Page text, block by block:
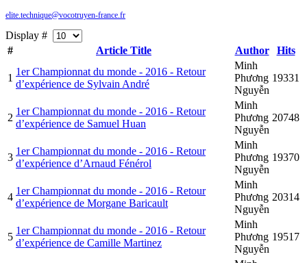
elite.technique@vocotruyen-france.fr
Display #
#
Article Title Author Hits
1
1er Championnat du monde - 2016 - Retour
d’expérience de Sylvain André
Minh
Phương
Nguyễn
19331
2
1er Championnat du monde - 2016 - Retour
d’expérience de Samuel Huan
Minh
Phương
Nguyễn
20748
3
1er Championnat du monde - 2016 - Retour
d’expérience d’Arnaud Fénérol
Minh
Phương
Nguyễn
19370
4
1er Championnat du monde - 2016 - Retour
d’expérience de Morgane Baricault
Minh
Phương
Nguyễn
20314
5
1er Championnat du monde - 2016 - Retour
d’expérience de Camille Martinez
Minh
Phương
Nguyễn
19517